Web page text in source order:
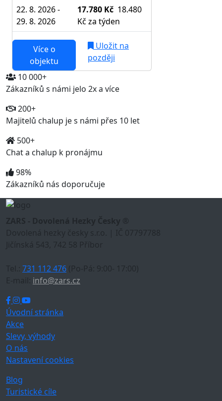
22. 8. 2026 -
29. 8. 2026
17.780 Kč 18.480
Kč za týden
Více o
objektu
Uložit na
později
10 000+
Zákazníků s námi jelo 2x a více
200+
Majitelů chalup je s námi přes 10 let
500+
Chat a chalup k pronájmu
98%
Zákazníků nás doporučuje
ZARS - Dovolená Hezky Česky ®
Dovolená hezky česky s.r.o. | IČ 07797788
Jičínská 543, 742 58 Příbor
Tel.: 731 112 476 (Po-Pá: 9:00- 17:00)
E-mail: info@zars.cz
Úvodní stránka
Akce
Slevy, výhody
O nás
Nastavení cookies
Blog
Turistické cíle